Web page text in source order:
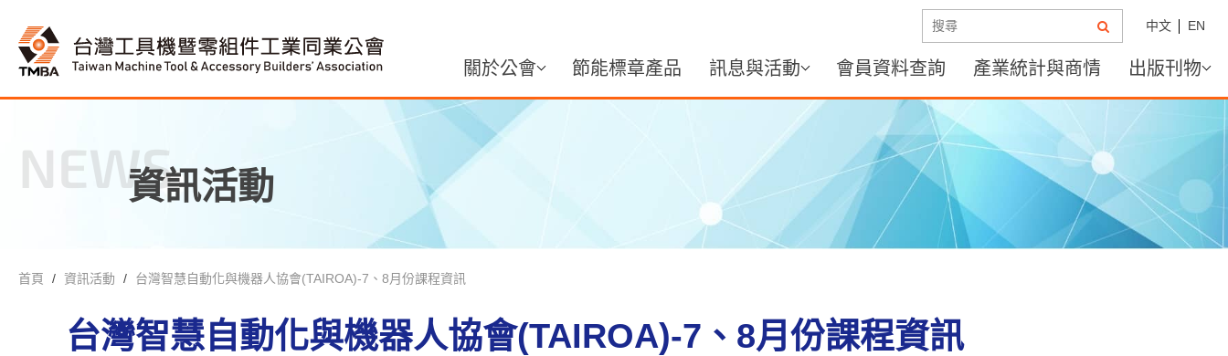
中文 EN
關於公會 節能標章產品 訊息與活動 會員資料查詢 產業統計與商情 出版刊物
NEWS資訊活動
首頁 資訊活動 台灣智慧自動化與機器人協會(TAIROA)-7、8月份課程資訊
台灣智慧自動化與機器人協會(TAIROA)-7、8月份課程資訊